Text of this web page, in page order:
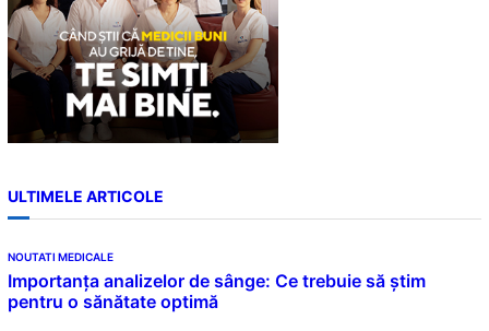
ULTIMELE ARTICOLE
NOUTATI MEDICALE
Importanța analizelor de sânge: Ce trebuie să știm
pentru o sănătate optimă